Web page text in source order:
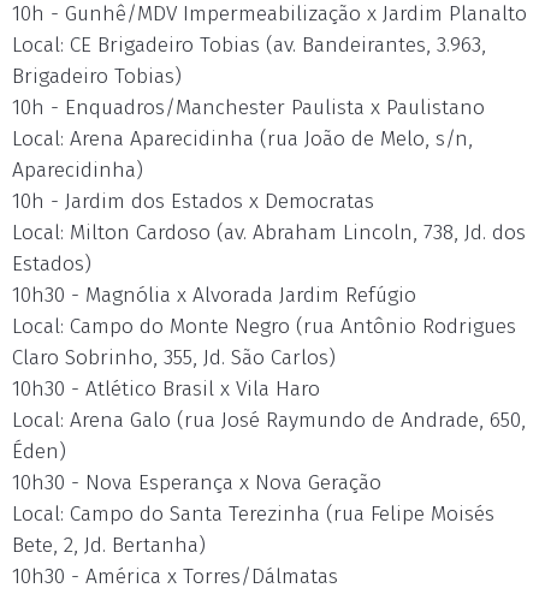
10h - Gunhê/MDV Impermeabilização x Jardim Planalto
Local: CE Brigadeiro Tobias (av. Bandeirantes, 3.963,
Brigadeiro Tobias)
10h - Enquadros/Manchester Paulista x Paulistano
Local: Arena Aparecidinha (rua João de Melo, s/n,
Aparecidinha)
10h - Jardim dos Estados x Democratas
Local: Milton Cardoso (av. Abraham Lincoln, 738, Jd. dos
Estados)
10h30 - Magnólia x Alvorada Jardim Refúgio
Local: Campo do Monte Negro (rua Antônio Rodrigues
Claro Sobrinho, 355, Jd. São Carlos)
10h30 - Atlético Brasil x Vila Haro
Local: Arena Galo (rua José Raymundo de Andrade, 650,
Éden)
10h30 - Nova Esperança x Nova Geração
Local: Campo do Santa Terezinha (rua Felipe Moisés
Bete, 2, Jd. Bertanha)
10h30 - América x Torres/Dálmatas